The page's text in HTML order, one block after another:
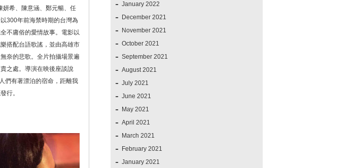
妍希、陳意涵、鄭元暢、任
300年前海禁時期的台灣為
不庸俗的愛情故事。電影以
搭配台語歌謠，並由高雄市
奈的悲歌。全片拍攝場景遍
之處。導演在映後座談說
們有著漂泊的宿命，距離我
行。
January 2022
December 2021
November 2021
October 2021
September 2021
August 2021
July 2021
June 2021
May 2021
April 2021
March 2021
February 2021
January 2021